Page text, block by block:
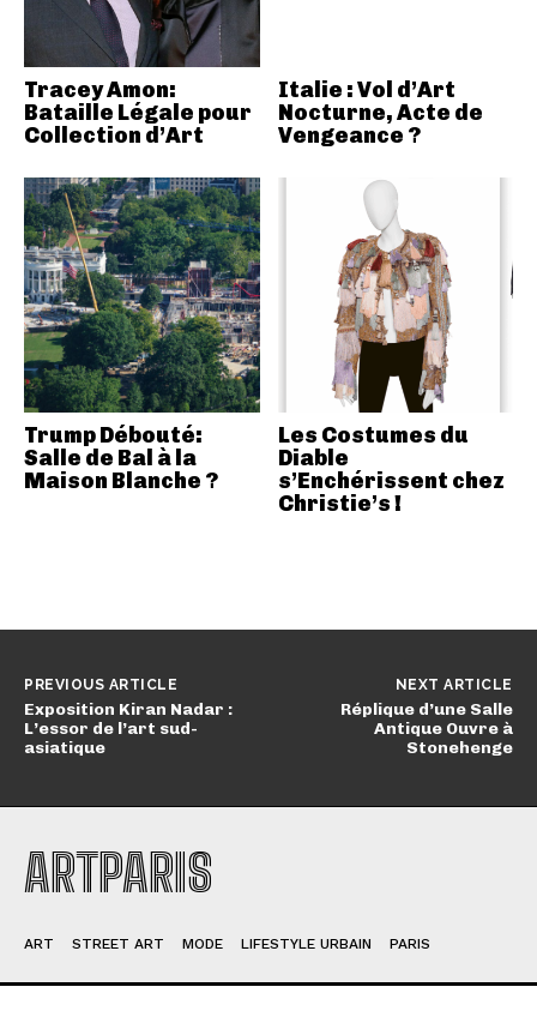
Tracey Amon:
Bataille Légale pour
Collection d’Art
Italie : Vol d’Art
Nocturne, Acte de
Vengeance ?
Trump Débouté:
Salle de Bal à la
Maison Blanche ?
Les Costumes du
Diable
s’Enchérissent chez
Christie’s !
PREVIOUS ARTICLE
Exposition Kiran Nadar :
L’essor de l’art sud-
asiatique
NEXT ARTICLE
Réplique d’une Salle
Antique Ouvre à
Stonehenge
ARTPARIS
ART STREET ART MODE LIFESTYLE URBAIN PARIS